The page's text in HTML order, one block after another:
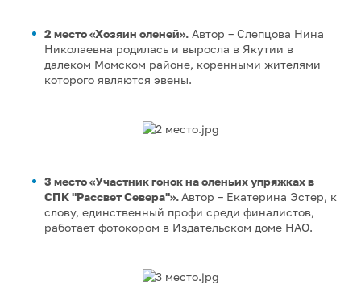
2 место «Хозяин оленей». Автор – Слепцова Нина
Николаевна родилась и выросла в Якутии в
далеком Момском районе, коренными жителями
которого являются эвены.
3 место «Участник гонок на оленьих упряжках в
СПК "Рассвет Севера"».Автор – Екатерина Эстер, к
слову, единственный профи среди финалистов,
работает фотокором в Издательском доме НАО.